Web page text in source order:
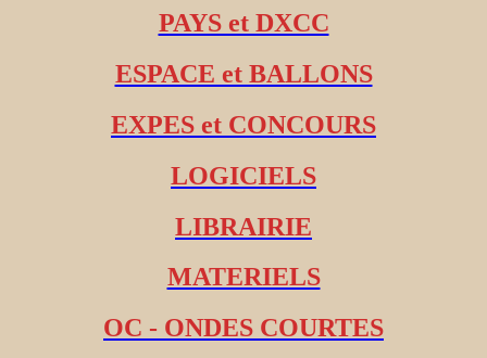
PAYS et DXCC
ESPACE et BALLONS
EXPES et CONCOURS
LOGICIELS
LIBRAIRIE
MATERIELS
OC - ONDES COURTES